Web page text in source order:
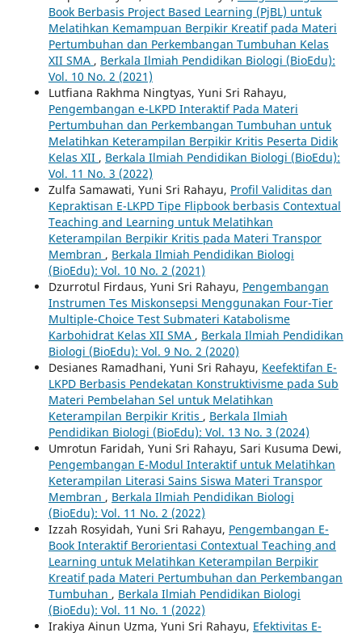
Book Berbasis Project Based Learning (PjBL) untuk
Melatihkan Kemampuan Berpikir Kreatif pada Materi
Pertumbuhan dan Perkembangan Tumbuhan Kelas
XII SMA , Berkala Ilmiah Pendidikan Biologi (BioEdu):
Vol. 10 No. 2 (2021)
Lutfiana Rakhma Ningtyas, Yuni Sri Rahayu,
Pengembangan e-LKPD Interaktif Pada Materi
Pertumbuhan dan Perkembangan Tumbuhan untuk
Melatihkan Keterampilan Berpikir Kritis Peserta Didik
Kelas XII , Berkala Ilmiah Pendidikan Biologi (BioEdu):
Vol. 11 No. 3 (2022)
Zulfa Samawati, Yuni Sri Rahayu, Profil Validitas dan
Kepraktisan E-LKPD Tipe Flipbook berbasis Contextual
Teaching and Learning untuk Melatihkan
Keterampilan Berpikir Kritis pada Materi Transpor
Membran , Berkala Ilmiah Pendidikan Biologi
(BioEdu): Vol. 10 No. 2 (2021)
Dzurrotul Firdaus, Yuni Sri Rahayu, Pengembangan
Instrumen Tes Miskonsepsi Menggunakan Four-Tier
Multiple-Choice Test Submateri Katabolisme
Karbohidrat Kelas XII SMA , Berkala Ilmiah Pendidikan
Biologi (BioEdu): Vol. 9 No. 2 (2020)
Desianes Ramadhani, Yuni Sri Rahayu, Keefektifan E-
LKPD Berbasis Pendekatan Konstruktivisme pada Sub
Materi Pembelahan Sel untuk Melatihkan
Keterampilan Berpikir Kritis , Berkala Ilmiah
Pendidikan Biologi (BioEdu): Vol. 13 No. 3 (2024)
Umrotun Faridah, Yuni Sri Rahayu, Sari Kusuma Dewi,
Pengembangan E-Modul Interaktif untuk Melatihkan
Keterampilan Literasi Sains Siswa Materi Transpor
Membran , Berkala Ilmiah Pendidikan Biologi
(BioEdu): Vol. 11 No. 2 (2022)
Izzah Rosyidah, Yuni Sri Rahayu, Pengembangan E-
Book Interaktif Berorientasi Contextual Teaching and
Learning untuk Melatihkan Keterampilan Berpikir
Kreatif pada Materi Pertumbuhan dan Perkembangan
Tumbuhan , Berkala Ilmiah Pendidikan Biologi
(BioEdu): Vol. 11 No. 1 (2022)
Irakiya Ainun Uzma, Yuni Sri Rahayu, Efektivitas E-